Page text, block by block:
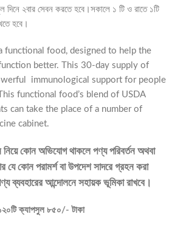
দিনে ২বার সেবন করতে হবে।সকালে ১ টি ও রাতে ১টি
হবে।
functional food, designed to help the
better. This 30-day supply of
immunological support for people
functional food’s blend of USDA
can take the place of a number of
cabinet.
নিয়ে কোন অভিযোগ থাকলে পণ্য পরিবর্তন অথবা
কোন পরামর্শ বা উপদেশ সাদরে গ্রহন করা
ব্যবহারের আন্দোলনে সহায়ক ভূমিকা রাখবে।
ক্যাপসুল ৮৫০/- টাকা